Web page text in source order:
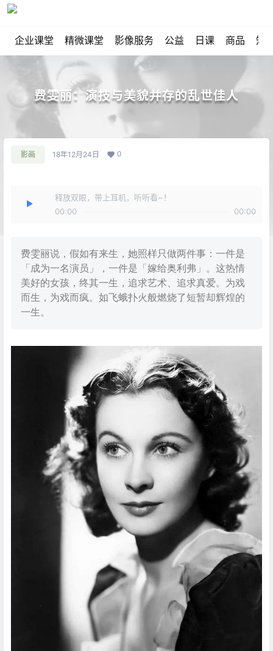
企业课堂 精微课堂 影像服务 公益 日课 商品 知
费雯丽：演技与美貌并存的乱世佳人
影画 18年12月24日 0
释放双眼，带上耳机，听听看~！
00:00
00:00
费雯丽说，假如有来生，她照样只做两件事：一件是
「成为一名演员」，一件是「嫁给奥利弗」。这热情
美好的女孩，终其一生，追求艺术、追求真爱。为戏
而生，为戏而疯。如飞蛾扑火般燃烧了短暂却辉煌的
一生。